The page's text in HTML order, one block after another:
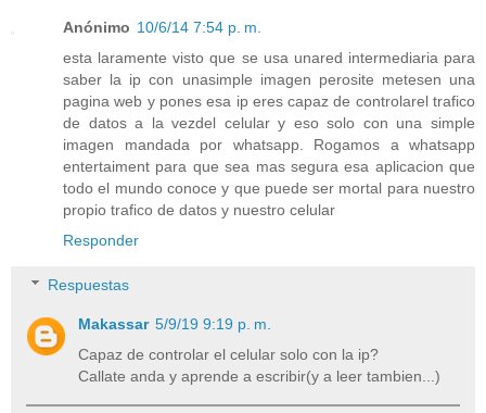
Anónimo 10/6/14 7:54 p. m.
esta laramente visto que se usa unared intermediaria para
saber la ip con unasimple imagen perosite metesen una
pagina web y pones esa ip eres capaz de controlarel trafico
de datos a la vezdel celular y eso solo con una simple
imagen mandada por whatsapp. Rogamos a whatsapp
entertaiment para que sea mas segura esa aplicacion que
todo el mundo conoce y que puede ser mortal para nuestro
propio trafico de datos y nuestro celular
Responder
Respuestas
Makassar 5/9/19 9:19 p. m.
Capaz de controlar el celular solo con la ip?
Callate anda y aprende a escribir(y a leer tambien...)